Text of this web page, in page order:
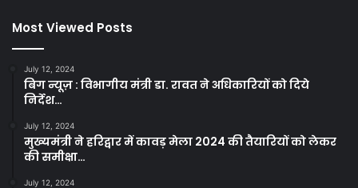
Most Viewed Posts
July 12, 2024
बिग न्यूज़ : विभागीय मंत्री डा. रावत ने अधिकारियों को दिये
निर्देश…
July 12, 2024
मुख्यमंत्री ने हरिद्वार में कावड़ मेला 2024 की तैयारियों को लेकर
की समीक्षा…
July 12, 2024